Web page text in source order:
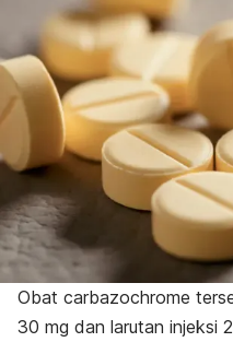
Obat carbazochrome
30 mg dan larutan injeksi